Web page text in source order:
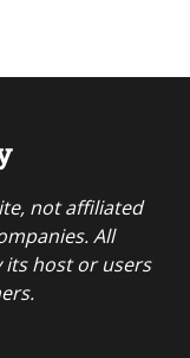
not affiliated
All
host or users